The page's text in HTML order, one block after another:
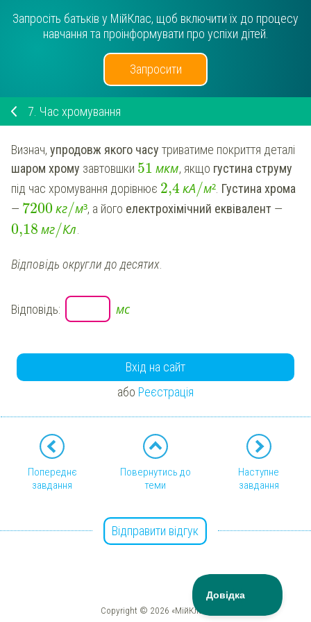
Запросіть батьків у МійКлас, щоб включити їх до процесу
навчання та проінформувати про успіхи дітей.
Запросити
7. Час хромування
Визнач, упродовж якого часу триватиме покриття деталі
шаром хрому завтовшки 51 мкм, якщо густина струму
під час хромування дорівнює 2,4 кА/м² Густина хрома
— 7200 кг/м³, а його електрохімічний еквівалент —
0,18 мг/Кл
Відповідь округли до десятих.
Відповідь: мс
Вхід на сайт
або Реєстрація
Попереднє
завдання
Повернутись до
теми
Наступне
завдання
Відправити відгук
Copyright © 2026 «МійКлас»